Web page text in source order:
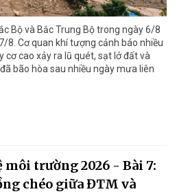
Bộ và Bắc Trung Bộ trong ngày 6/8
8. Cơ quan khí tượng cảnh báo nhiều
cơ cao xảy ra lũ quét, sạt lở đất và
bão hòa sau nhiều ngày mưa liên
môi trường 2026 - Bài 7:
chéo giữa ĐTM và